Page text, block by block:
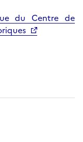
du Centre de